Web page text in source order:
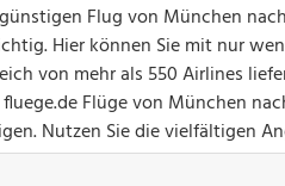
Flug von München
Hier können Sie mit nur
von mehr als 550 Airlines
Flüge von München
Nutzen Sie die vielfältigen